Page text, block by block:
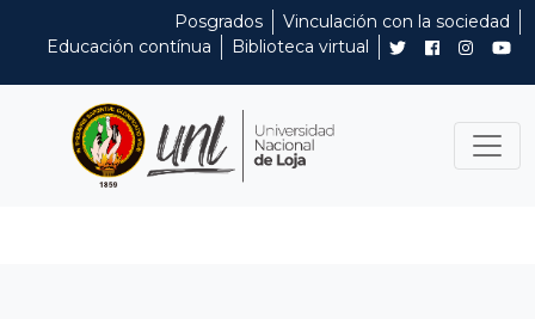
Posgrados
Vinculación con la sociedad
Educación contínua
Biblioteca virtual